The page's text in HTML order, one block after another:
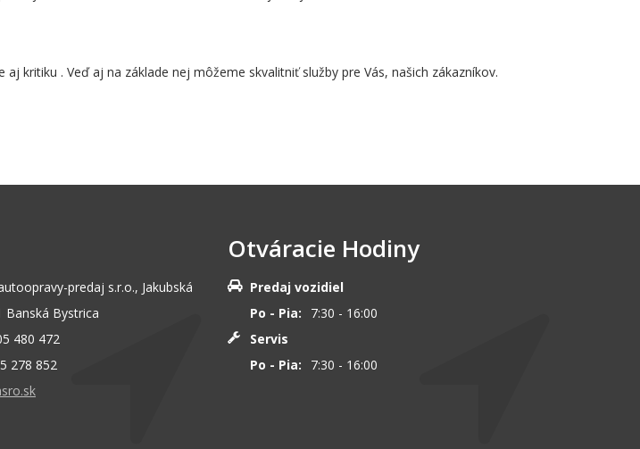
kritiku . Veď aj na základe nej môžeme skvalitniť služby pre Vás, našich zákazníkov.
predaj s.r.o., Jakubská
Banská Bystrica
480 472
278 852
Otváracie Hodiny
Predaj vozidiel
Po - Pia:
7:30 - 16:00
Servis
Po - Pia:
7:30 - 16:00